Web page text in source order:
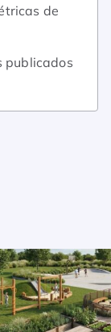
de
publicados